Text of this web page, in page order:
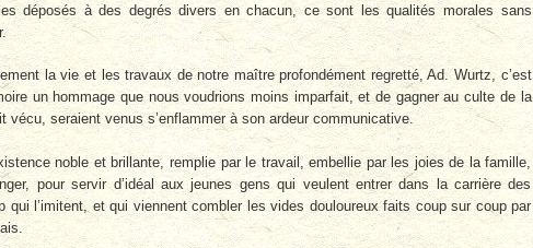
déposés à des degrés divers en chacun, ce sont les qualités morales sans
la vie et les travaux de notre maître profondément regretté, Ad. Wurtz, c’est
un hommage que nous voudrions moins imparfait, et de gagner au culte de la
vécu, seraient venus s’enflammer à son ardeur communicative.
noble et brillante, remplie par le travail, embellie par les joies de la famille,
pour servir d’idéal aux jeunes gens qui veulent entrer dans la carrière des
qui l’imitent, et qui viennent combler les vides douloureux faits coup sur coup par